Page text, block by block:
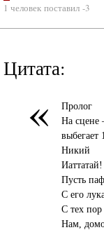
1 человек поставил -3
Цитата:
«
Пролог
На сцене
выбегает
Никий
Пусть
С его
С тех пор
Нам,